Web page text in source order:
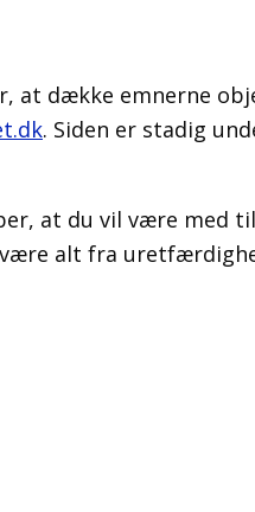
at dække emnerne
. Siden er stadig
at du vil være med
alt fra